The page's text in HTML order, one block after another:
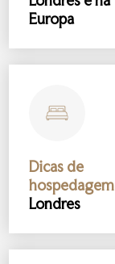
Europa
Dicas de
hospedagem
Londres